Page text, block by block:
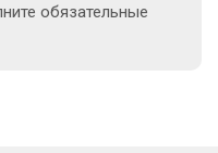
обязательные